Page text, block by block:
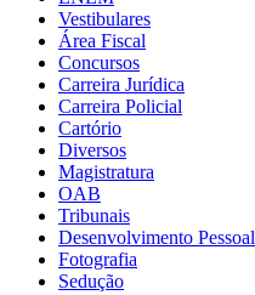
Vestibulares
Área Fiscal
Concursos
Carreira Jurídica
Carreira Policial
Cartório
Diversos
Magistratura
OAB
Tribunais
Desenvolvimento Pessoal
Fotografia
Sedução